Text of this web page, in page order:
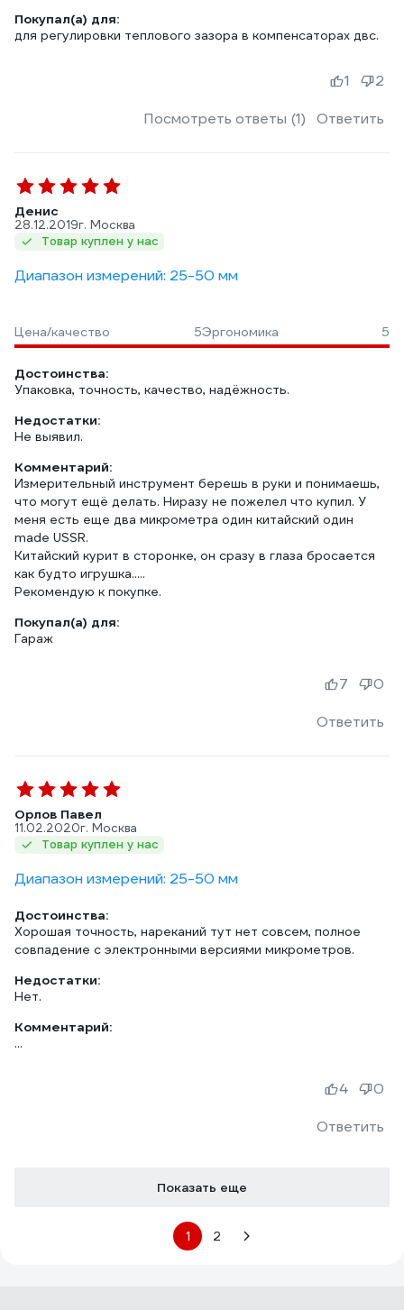
Покупал(а) для:
для регулировки теплового зазора в компенсаторах двс.
Посмотреть ответы (1) Ответить
1 2
Денис
28.12.2019г. Москва
Товар куплен у нас
Диапазон измерений: 25-50 мм
Цена/качество 5Эргономика 5
Достоинства:
Упаковка, точность, качество, надёжность.
Недостатки:
Не выявил.
Комментарий:
Измерительный инструмент берешь в руки и понимаешь,
что могут ещё делать. Ниразу не пожелел что купил. У
меня есть еще два микрометра один китайский один
made USSR.
Китайский курит в сторонке, он сразу в глаза бросается
как будто игрушка.....
Рекомендую к покупке.
Покупал(а) для:
Гараж
Ответить
7 0
Орлов Павел
11.02.2020г. Москва
Товар куплен у нас
Диапазон измерений: 25-50 мм
Достоинства:
Хорошая точность, нареканий тут нет совсем, полное
совпадение с электронными версиями микрометров.
Недостатки:
Нет.
Комментарий:
...
Ответить
4 0
Показать еще
1 2